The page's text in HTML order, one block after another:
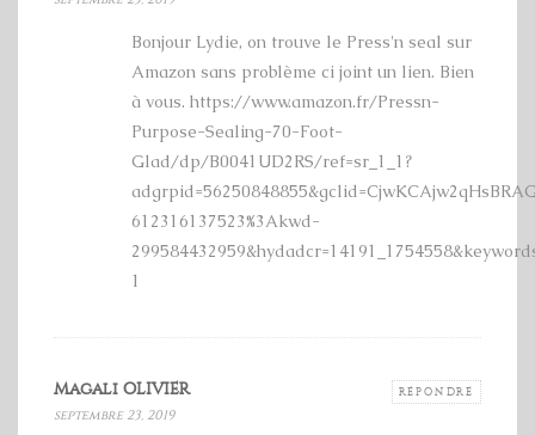
Bonjour Lydie, on trouve le Press'n seal sur
Amazon sans problème ci joint un lien. Bien
à vous. https://www.amazon.fr/Pressn-
Purpose-Sealing-70-Foot-
Glad/dp/B0041UD2RS/ref=sr_1_1?
612316137523%3Akwd-
1
Magali OLIVIER RÉPONDRE
septembre 23, 2019